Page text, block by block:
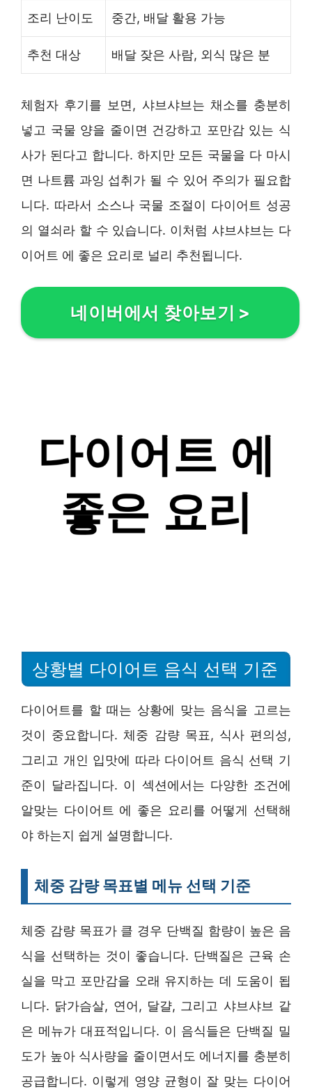
조리 난이도 중간, 배달 활용 가능
추천 대상 배달 잦은 사람, 외식 많은 분
체험자 후기를 보면, 샤브샤브는 채소를 충분히
넣고 국물 양을 줄이면 건강하고 포만감 있는 식
사가 된다고 합니다. 하지만 모든 국물을 다 마시
면 나트륨 과잉 섭취가 될 수 있어 주의가 필요합
니다. 따라서 소스나 국물 조절이 다이어트 성공
의 열쇠라 할 수 있습니다. 이처럼 샤브샤브는 다
이어트 에 좋은 요리로 널리 추천됩니다.
네이버에서 찾아보기 >
상황별 다이어트 음식 선택 기준
다이어트를 할 때는 상황에 맞는 음식을 고르는
것이 중요합니다. 체중 감량 목표, 식사 편의성,
그리고 개인 입맛에 따라 다이어트 음식 선택 기
준이 달라집니다. 이 섹션에서는 다양한 조건에
알맞는 다이어트 에 좋은 요리를 어떻게 선택해
야 하는지 쉽게 설명합니다.
체중 감량 목표별 메뉴 선택 기준
체중 감량 목표가 클 경우 단백질 함량이 높은 음
식을 선택하는 것이 좋습니다. 단백질은 근육 손
실을 막고 포만감을 오래 유지하는 데 도움이 됩
니다. 닭가슴살, 연어, 달걀, 그리고 샤브샤브 같
은 메뉴가 대표적입니다. 이 음식들은 단백질 밀
도가 높아 식사량을 줄이면서도 에너지를 충분히
공급합니다. 이렇게 영양 균형이 잘 맞는 다이어